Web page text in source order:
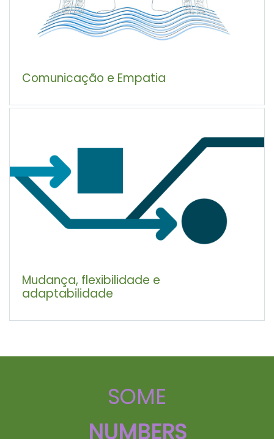
Comunicação e Empatia
Mudança, flexibilidade e
adaptabilidade
SOME
NUMBERS